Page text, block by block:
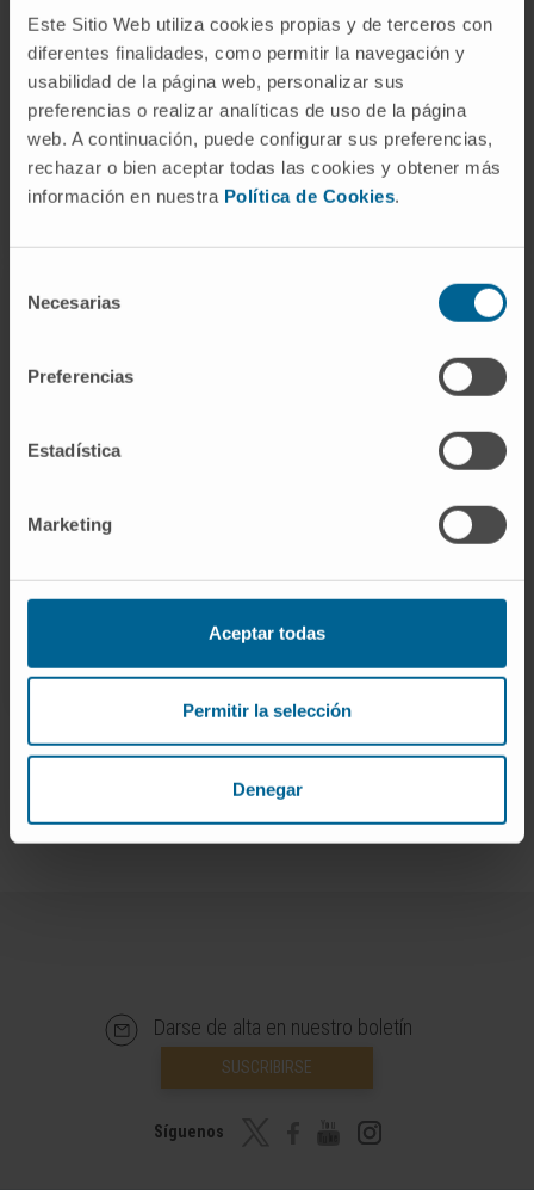
Este Sitio Web utiliza cookies propias y de terceros con
diferentes finalidades, como permitir la navegación y
usabilidad de la página web, personalizar sus
preferencias o realizar analíticas de uso de la página
web. A continuación, puede configurar sus preferencias,
rechazar o bien aceptar todas las cookies y obtener más
información en nuestra Política de Cookies.
Necesarias
Preferencias
Estadística
Marketing
Aceptar todas
Permitir la selección
Denegar
presente mirando al futuro.
Le invitamos a la I Jornada de
Pacientes de la Cátedra Gilead de
Innovación en Oncología.
MÁS INFORMACIÓN
Del 11 sept 2024
FECHAS:
Octubre: 8, 15, 22 y 29
Darse de alta en nuestro boletín
SUSCRIBIRSE
Síguenos